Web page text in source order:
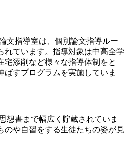
文指導室は、個別論文指導ルー
れています。指導対象は中高全学
宅添削など様々な指導体制をと
ばすプログラムを実施していま
想書まで幅広く貯蔵されていま
のや自習をする生徒たちの姿が見